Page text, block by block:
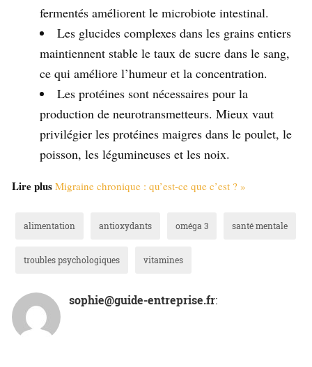
fermentés améliorent le microbiote intestinal.
Les glucides complexes dans les grains entiers
maintiennent stable le taux de sucre dans le sang,
ce qui améliore l’humeur et la concentration.
Les protéines sont nécessaires pour la
production de neurotransmetteurs. Mieux vaut
privilégier les protéines maigres dans le poulet, le
poisson, les légumineuses et les noix.
Lire plus Migraine chronique : qu’est-ce que c’est ? »
alimentation antioxydants oméga 3 santé mentale
troubles psychologiques vitamines
sophie@guide-entreprise.fr: